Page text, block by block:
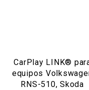
CarPlay LINK®
equipos
RNS-510, Skoda